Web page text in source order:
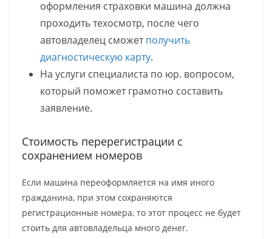
оформления страховки машина должна
проходить техосмотр, после чего
автовладелец сможетполучить
диагностическую карту.
На услуги специалиста по юр. вопросом,
который поможет грамотно составить
заявление.
Стоимость перерегистрации с
сохранением номеров
Если машина переоформляется на имя иного
гражданина, при этом сохраняются
регистрационные номера, то этот процесс не будет
стоить для автовладельца много денег.